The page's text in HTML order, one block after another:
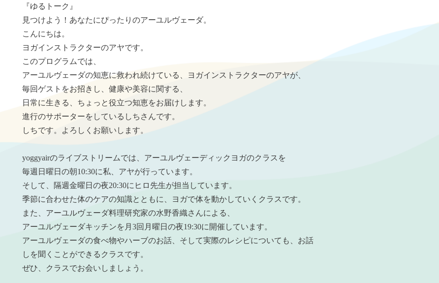
『ゆるトーク』
見つけよう！あなたにぴったりのアーユルヴェーダ。
こんにちは。
ヨガインストラクターのアヤです。
このプログラムでは、
アーユルヴェーダの知恵に救われ続けている、ヨガインストラクターのアヤが、
毎回ゲストをお招きし、健康や美容に関する、
日常に生きる、ちょっと役立つ知恵をお届けします。
進行のサポーターをしているしちさんです。
しちです。よろしくお願いします。
yoggyairのライブストリームでは、アーユルヴェーディックヨガのクラスを
毎週日曜日の朝10:30に私、アヤが行っています。
そして、隔週金曜日の夜20:30にヒロ先生が担当しています。
季節に合わせた体のケアの知識とともに、ヨガで体を動かしていくクラスです。
また、アーユルヴェーダ料理研究家の水野香織さんによる、
アーユルヴェーダキッチンを月3回月曜日の夜19:30に開催しています。
アーユルヴェーダの食べ物やハーブのお話、そして実際のレシピについても、お話
しを聞くことができるクラスです。
ぜひ、クラスでお会いしましょう。